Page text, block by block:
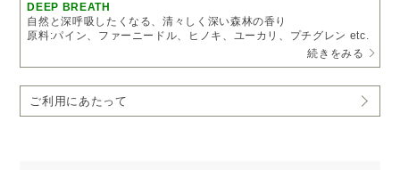
DEEP BREATH
自然と深呼吸したくなる、清々しく深い森林の香り
原料:パイン、ファーニードル、ヒノキ、ユーカリ、プチグレン etc.
［COLUMN］気分や眠りのタイプによって香りをセレクト
こんな方におすすめ
呼吸が浅く、眠りが浅いあなたに。
続きをみる
ご利用にあたって